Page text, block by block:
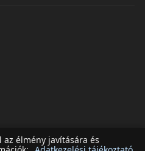
élmény javítására és